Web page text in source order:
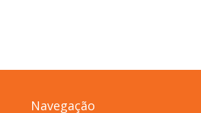
Navegação